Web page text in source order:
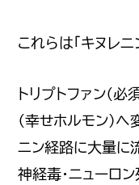
これらは「キヌレニ
トリプトファン（
（幸せホルモン）
ニン経路に大量に
神経毒・ニューロ